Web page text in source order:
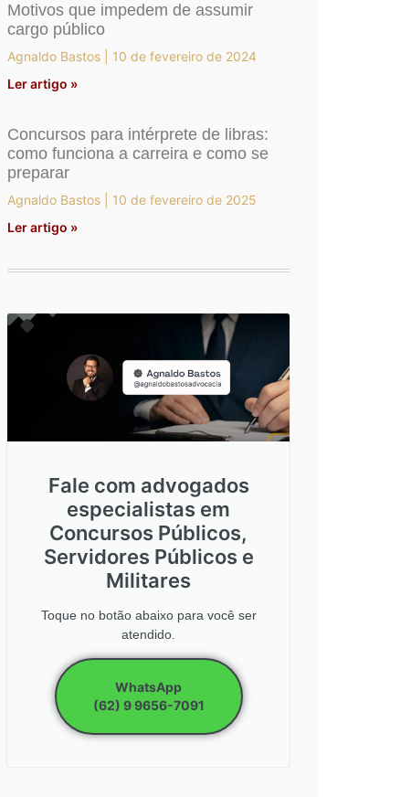
Motivos que impedem de assumir
cargo público
Agnaldo Bastos
10 de fevereiro de 2024
Ler artigo »
Concursos para intérprete de libras:
como funciona a carreira e como se
preparar
Agnaldo Bastos
10 de fevereiro de 2025
Ler artigo »
Fale com advogados
especialistas em
Concursos Públicos,
Servidores Públicos e
Militares
Toque no botão abaixo para você ser
atendido.
WhatsApp
(62) 9 9656-7091